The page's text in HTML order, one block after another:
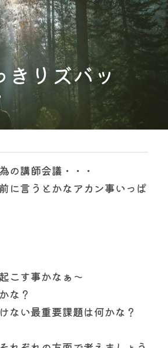
きりズバッ
の講師会議・・・
に言うとかなアカン事いっぱ
こす事かなぁ〜
な？
ない最重要課題は何かな？